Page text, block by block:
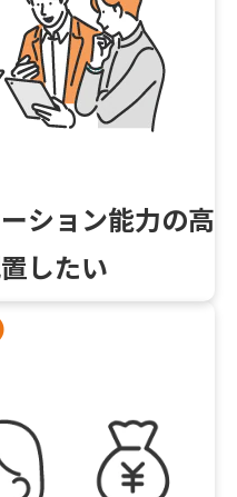
ション能力の高
したい